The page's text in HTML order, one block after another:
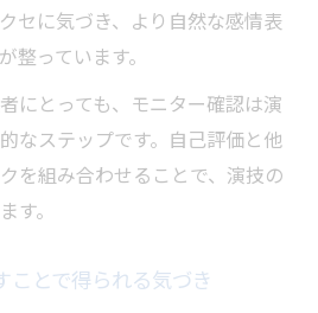
セに気づき、より自然な感情表
整っています。
にとっても、モニター確認は演
なステップです。自己評価と他
を組み合わせることで、演技の
す。
ことで得られる気づき